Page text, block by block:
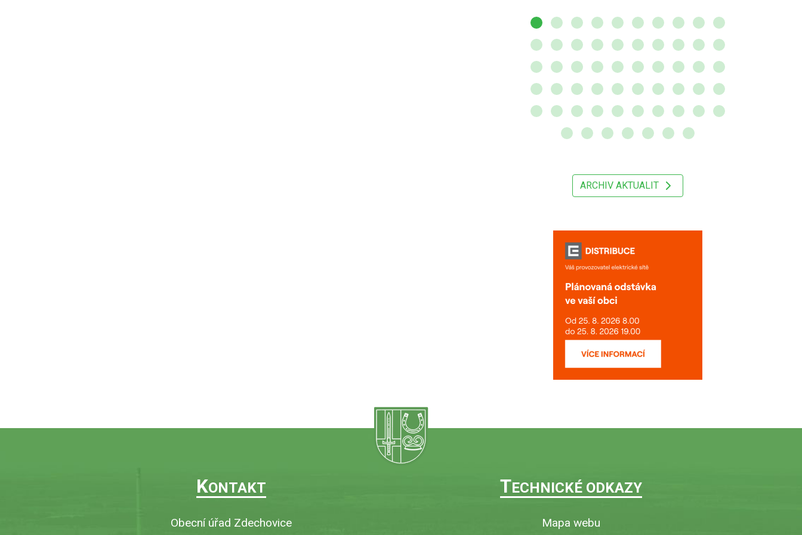
ARCHIV AKTUALIT
KONTAKT
Obecní úřad Zdechovice
TECHNICKÉ ODKAZY
Mapa webu